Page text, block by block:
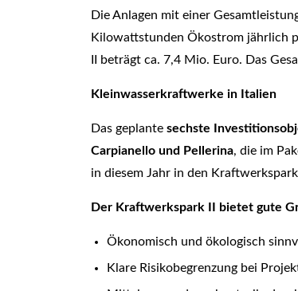
Die Anlagen mit einer
Kilowattstunden Ökostrom jährlich
II beträgt ca. 7,4 Mio. Euro. Das
Kleinwasserkraftwerke in Italien
Das geplante sechste
Carpianello und Pellerina, die im
in diesem Jahr in den
Der Kraftwerkspark II bietet gute
Ökonomisch und ökologisch
Klare Risikobegrenzung bei